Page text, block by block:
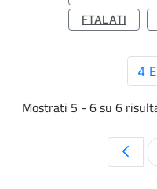
FTALATI
4
Mostrati 5 - 6 su 6